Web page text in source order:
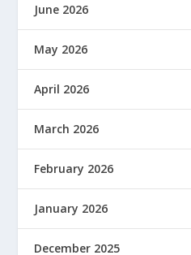
June 2026
May 2026
April 2026
March 2026
February 2026
January 2026
December 2025